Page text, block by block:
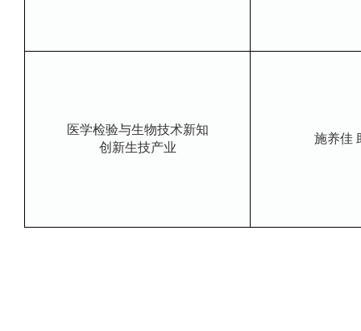
医学检验与生物技术新知
创新生技产业
施养佳